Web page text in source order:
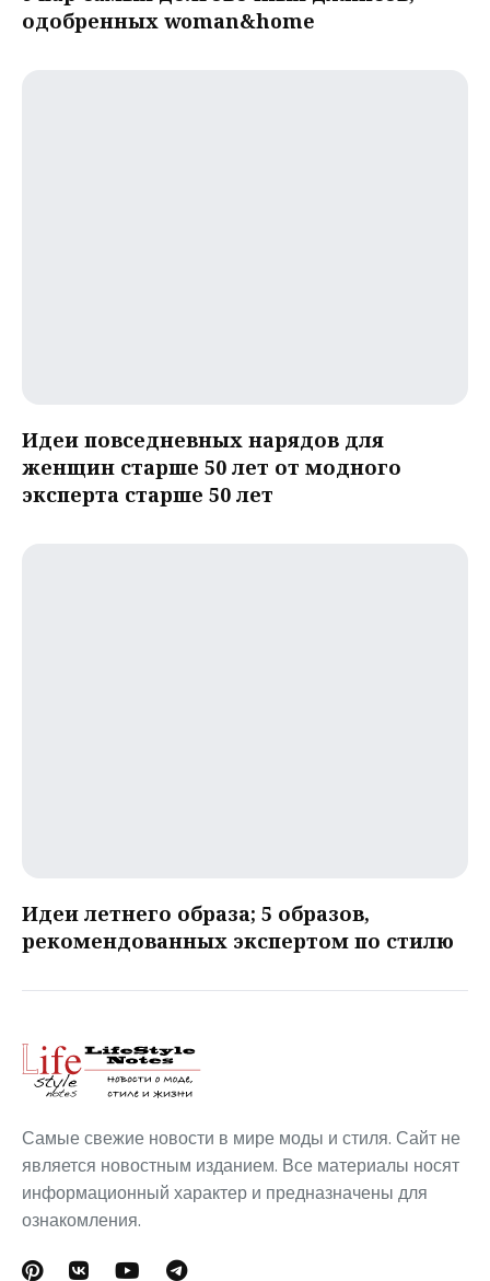
одобренных woman&home
Идеи повседневных нарядов для
женщин старше 50 лет от модного
эксперта старше 50 лет
Идеи летнего образа; 5 образов,
рекомендованных экспертом по стилю
Самые свежие новости в мире моды и стиля. Сайт не
является новостным изданием. Все материалы носят
информационный характер и предназначены для
ознакомления.